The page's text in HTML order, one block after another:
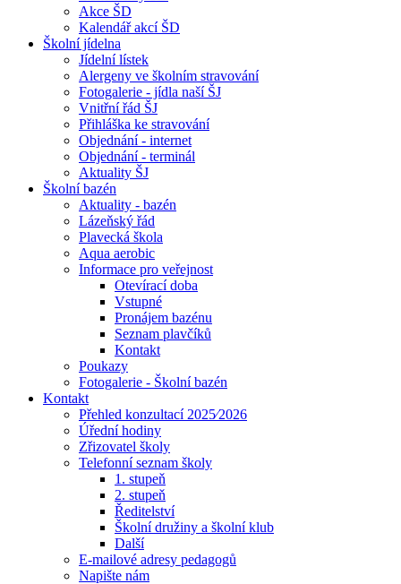
Akce ŠD
Kalendář akcí ŠD
Školní jídelna
Jídelní lístek
Alergeny ve školním stravování
Fotogalerie - jídla naší ŠJ
Vnitřní řád ŠJ
Přihláška ke stravování
Objednání - internet
Objednání - terminál
Aktuality ŠJ
Školní bazén
Aktuality - bazén
Lázeňský řád
Plavecká škola
Aqua aerobic
Informace pro veřejnost
Otevírací doba
Vstupné
Pronájem bazénu
Seznam plavčíků
Kontakt
Poukazy
Fotogalerie - Školní bazén
Kontakt
Přehled konzultací 2025⁄2026
Úřední hodiny
Zřizovatel školy
Telefonní seznam školy
1. stupeň
2. stupeň
Ředitelství
Školní družiny a školní klub
Další
E-mailové adresy pedagogů
Napište nám